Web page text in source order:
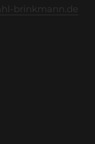
brinkmann.de